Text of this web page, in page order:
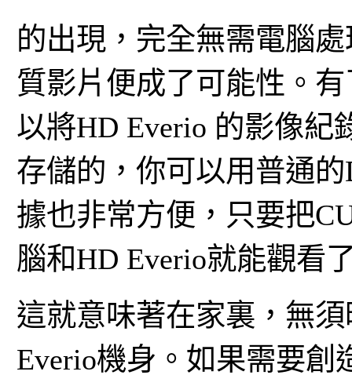
的出現，完全無需電腦
質影片便成了可能性。
以將HD Everio 的影像紀
存儲的，你可以用普通
據也非常方便，只要把
腦和HD Everio就能觀看
這就意味著在家裏，無
Everio機身。如果需要